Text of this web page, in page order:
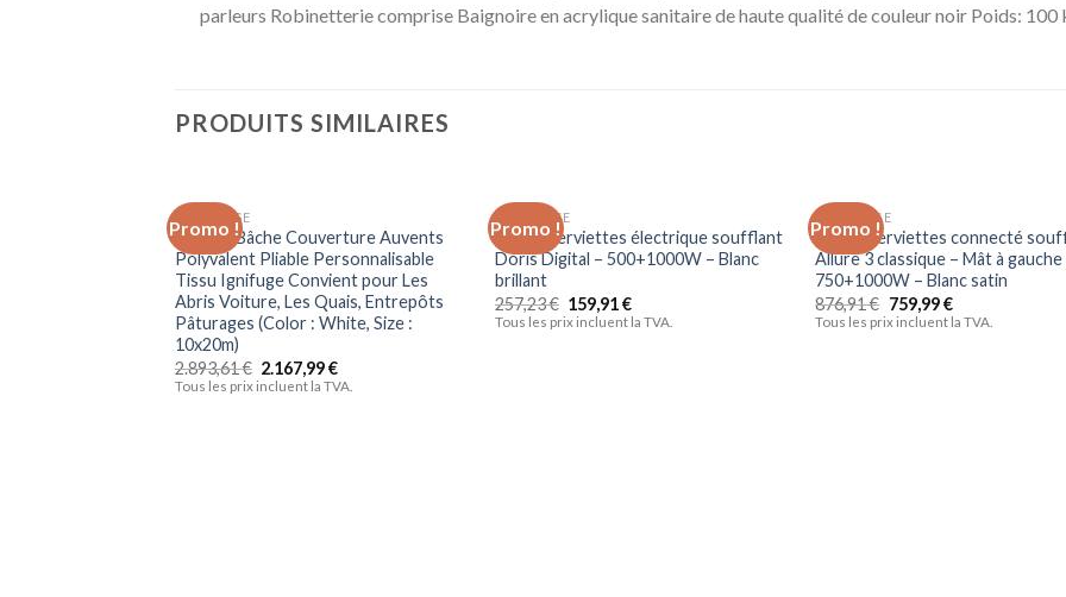
parleurs Robinetterie comprise Baignoire en acrylique sanitaire de haute qualité de couleur noir Poids:
PRODUITS SIMILAIRES
Promo !
Ajouter
à la liste
d’envies
BRICOLAGE
ZWYSL Bâche Couverture Auvents
Polyvalent Pliable Personnalisable
Tissu Ignifuge Convient pour Les
Abris Voiture, Les Quais, Entrepôts
Pâturages (Color : White, Size :
10x20m)
2.893,61€ 2.167,99€
Tous les prix incluent la TVA.
Promo !
Ajouter
à la liste
d’envies
BRICOLAGE
Sèche-serviettes électrique soufflant
Doris Digital – 500+1000W – Blanc
brillant
257,23€ 159,91€
Tous les prix incluent la TVA.
Promo !
à la
BRICOLAGE
Sèche-serviettes connecté
Allure 3 classique – Mât à gauche
750+1000W – Blanc satin
876,91€ 759,99€
Tous les prix incluent la TVA.